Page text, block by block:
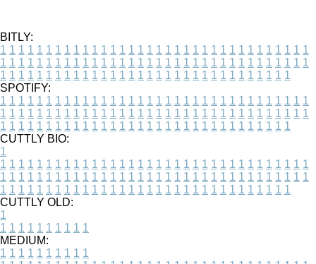
BITLY:
1 1 1 1 1 1 1 1 1 1 1 1 1 1 1 1 1 1 1 1 1 1 1 1 1 1 1 1 1 1 1 1 1 1
1 1 1 1 1 1 1 1 1 1 1 1 1 1 1 1 1 1 1 1 1 1 1 1 1 1 1 1 1 1 1 1 1 1
1 1 1 1 1 1 1 1 1 1 1 1 1 1 1 1 1 1 1 1 1 1 1 1 1 1 1 1 1 1 1 1
SPOTIFY:
1 1 1 1 1 1 1 1 1 1 1 1 1 1 1 1 1 1 1 1 1 1 1 1 1 1 1 1 1 1 1 1 1 1
1 1 1 1 1 1 1 1 1 1 1 1 1 1 1 1 1 1 1 1 1 1 1 1 1 1 1 1 1 1 1 1 1 1
1 1 1 1 1 1 1 1 1 1 1 1 1 1 1 1 1 1 1 1 1 1 1 1 1 1 1 1 1 1 1 1
CUTTLY BIO:
1
1 1 1 1 1 1 1 1 1 1 1 1 1 1 1 1 1 1 1 1 1 1 1 1 1 1 1 1 1 1 1 1 1 1
1 1 1 1 1 1 1 1 1 1 1 1 1 1 1 1 1 1 1 1 1 1 1 1 1 1 1 1 1 1 1 1 1 1
1 1 1 1 1 1 1 1 1 1 1 1 1 1 1 1 1 1 1 1 1 1 1 1 1 1 1 1 1 1 1 1
CUTTLY OLD:
1
1 1 1 1 1 1 1 1 1 1
MEDIUM:
1 1 1 1 1 1 1 1 1 1